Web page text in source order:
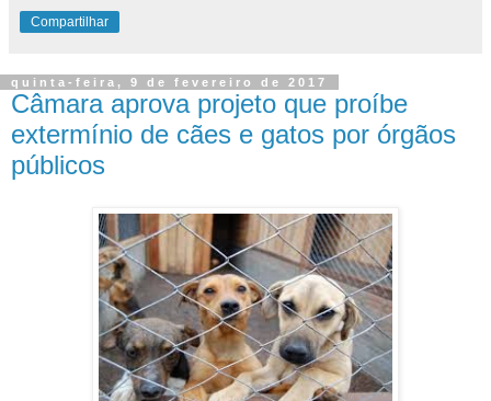
Compartilhar
quinta-feira, 9 de fevereiro de 2017
Câmara aprova projeto que proíbe
extermínio de cães e gatos por órgãos
públicos